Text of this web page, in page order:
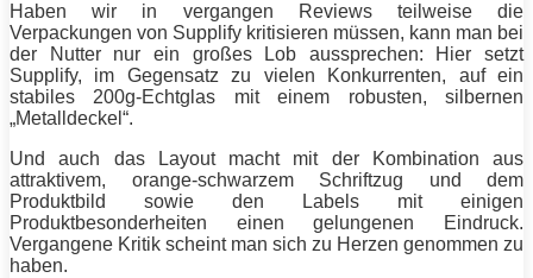
Haben wir in vergangen Reviews teilweise die
Verpackungen von Supplify kritisieren müssen, kann man bei
der Nutter nur ein großes Lob aussprechen: Hier setzt
Supplify, im Gegensatz zu vielen Konkurrenten, auf ein
stabiles 200g-Echtglas mit einem robusten, silbernen
„Metalldeckel“.
Und auch das Layout macht mit der Kombination aus
attraktivem, orange-schwarzem Schriftzug und dem
Produktbild sowie den Labels mit einigen
Produktbesonderheiten einen gelungenen Eindruck.
Vergangene Kritik scheint man sich zu Herzen genommen zu
haben.